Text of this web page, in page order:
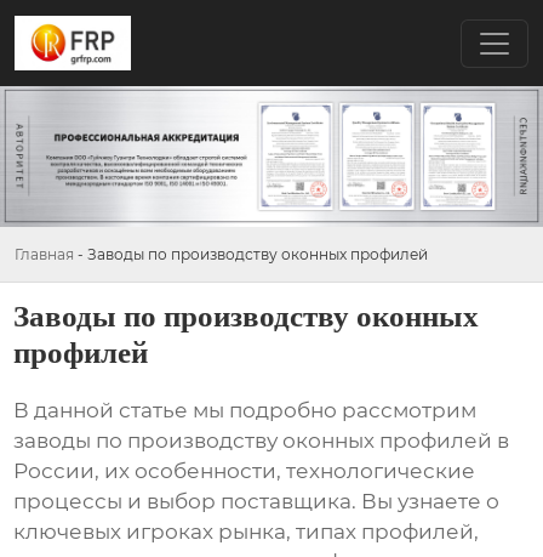
Главная - Заводы по производству оконных профилей
Заводы по производству оконных
профилей
В данной статье мы подробно рассмотрим
заводы по производству оконных профилей в
России, их особенности, технологические
процессы и выбор поставщика. Вы узнаете о
ключевых игроках рынка, типах профилей,